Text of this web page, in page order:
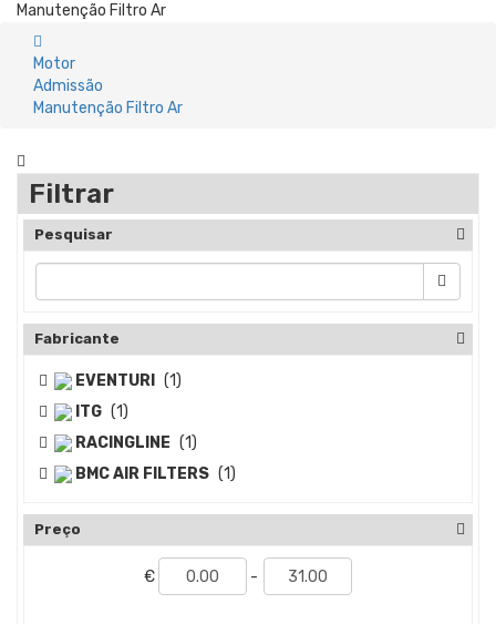
Manutenção Filtro Ar
Motor
Admissão
Manutenção Filtro Ar
Filtrar
Pesquisar
Fabricante
EVENTURI
(1)
ITG (1)
RACINGLINE (1)
BMC AIR FILTERS (1)
Preço
€ -